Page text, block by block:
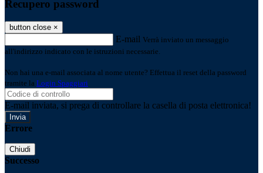
Recupero password
button close ×
E-mail Verrà inviato un messaggio
all'indirizzo indicato con le istruzioni necessarie.
Non hai una e-mail associata al nome utente? Effettua il reset della password
tramite la Login Spaggiari
E-mail inviata, si prega di controllare la casella di posta elettronica!
Errore
Chiudi
Successo